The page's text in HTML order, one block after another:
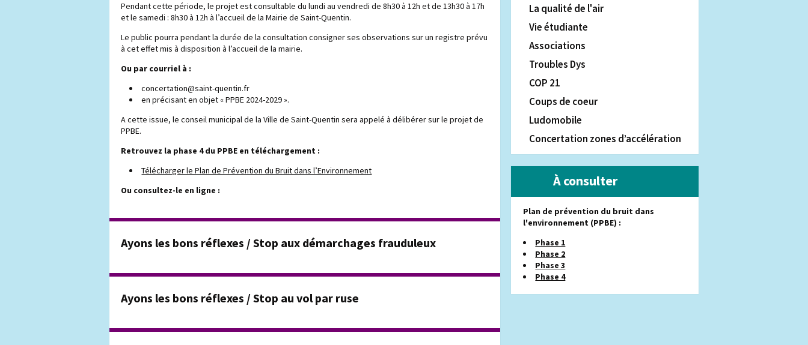
Pendant cette période, le projet est consultable du lundi au vendredi de 8h30 à 12h et de 13h30 à 17h
et le samedi : 8h30 à 12h à l’accueil de la Mairie de Saint-Quentin.
Le public pourra pendant la durée de la consultation consigner ses observations sur un registre prévu
à cet effet mis à disposition à l’accueil de la mairie.
Ou par courriel à :
concertation@saint-quentin.fr
en précisant en objet « PPBE 2024-2029 ».
A cette issue, le conseil municipal de la Ville de Saint-Quentin sera appelé à délibérer sur le projet de
PPBE.
Retrouvez la phase 4 du PPBE en téléchargement :
Télécharger le Plan de Prévention du Bruit dans l’Environnement
Ou consultez-le en ligne :
Ayons les bons réflexes / Stop aux démarchages frauduleux
Ayons les bons réflexes / Stop au vol par ruse
La qualité de l'air
Vie étudiante
Associations
Troubles Dys
COP 21
Coups de coeur
Ludomobile
Concertation zones d’accélération
À consulter
Plan de prévention du bruit dans
l'environnement (PPBE) :
Phase 1
Phase 2
Phase 3
Phase 4